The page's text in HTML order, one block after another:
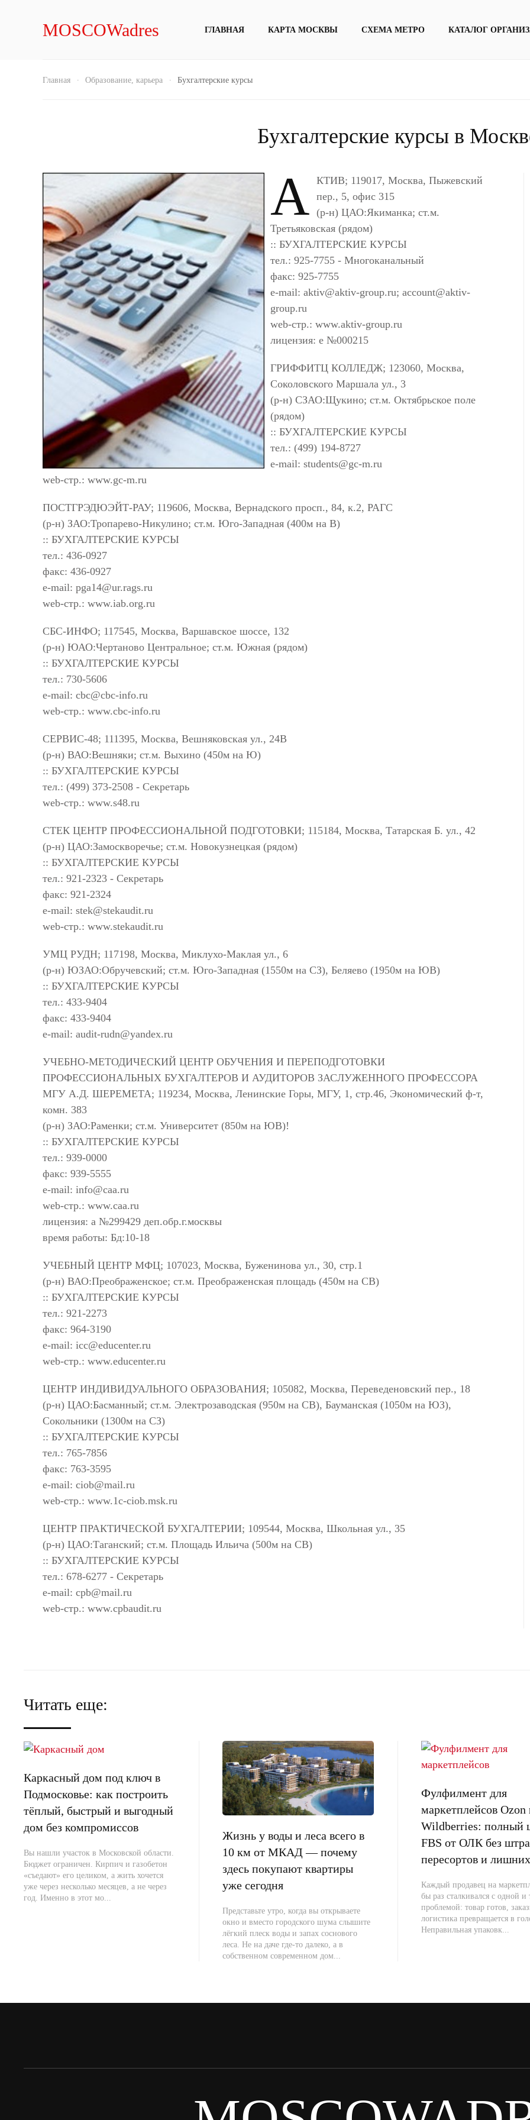
MOSCOWadres ГЛАВНАЯ КАРТА МОСКВЫ СХЕМА МЕТРО КАТАЛОГ
Главная Образование, карьера Бухгалтерские курсы
Бухгалтерские курсы в
А КТИВ; 119017, Москва, Пыжевский
пер., 5, офис 315
(р-н) ЦАО:Якиманка; ст.м.
Третьяковская (рядом)
:: БУХГАЛТЕРСКИЕ КУРСЫ
тел.: 925-7755 - Многоканальный
факс: 925-7755
e-mail: aktiv@aktiv-group.ru; account@aktiv-
group.ru
web-стр.: www.aktiv-group.ru
лицензия: е №000215
ГРИФФИТЦ КОЛЛЕДЖ; 123060, Москва,
Соколовского Маршала ул., 3
(р-н) СЗАО:Щукино; ст.м. Октябрьское поле
(рядом)
:: БУХГАЛТЕРСКИЕ КУРСЫ
тел.: (499) 194-8727
e-mail: students@gc-m.ru
web-стр.: www.gc-m.ru
ПОСТГРЭДЮЭЙТ-РАУ; 119606, Москва, Вернадского просп., 84, к.2, РАГС
(р-н) ЗАО:Тропарево-Никулино; ст.м. Юго-Западная (400м на В)
:: БУХГАЛТЕРСКИЕ КУРСЫ
тел.: 436-0927
факс: 436-0927
e-mail: pga14@ur.rags.ru
web-стр.: www.iab.org.ru
СБС-ИНФО; 117545, Москва, Варшавское шоссе, 132
(р-н) ЮАО:Чертаново Центральное; ст.м. Южная (рядом)
:: БУХГАЛТЕРСКИЕ КУРСЫ
тел.: 730-5606
e-mail: cbc@cbc-info.ru
web-стр.: www.cbc-info.ru
СЕРВИС-48; 111395, Москва, Вешняковская ул., 24В
(р-н) ВАО:Вешняки; ст.м. Выхино (450м на Ю)
:: БУХГАЛТЕРСКИЕ КУРСЫ
тел.: (499) 373-2508 - Секретарь
web-стр.: www.s48.ru
СТЕК ЦЕНТР ПРОФЕССИОНАЛЬНОЙ ПОДГОТОВКИ; 115184, Москва, Татарская Б. ул., 42
(р-н) ЦАО:Замоскворечье; ст.м. Новокузнецкая (рядом)
:: БУХГАЛТЕРСКИЕ КУРСЫ
тел.: 921-2323 - Секретарь
факс: 921-2324
e-mail: stek@stekaudit.ru
web-стр.: www.stekaudit.ru
УМЦ РУДН; 117198, Москва, Миклухо-Маклая ул., 6
(р-н) ЮЗАО:Обручевский; ст.м. Юго-Западная (1550м на СЗ), Беляево (1950м на ЮВ)
:: БУХГАЛТЕРСКИЕ КУРСЫ
тел.: 433-9404
факс: 433-9404
e-mail: audit-rudn@yandex.ru
УЧЕБНО-МЕТОДИЧЕСКИЙ ЦЕНТР ОБУЧЕНИЯ И ПЕРЕПОДГОТОВКИ
ПРОФЕССИОНАЛЬНЫХ БУХГАЛТЕРОВ И АУДИТОРОВ ЗАСЛУЖЕННОГО ПРОФЕССОРА
МГУ А.Д. ШЕРЕМЕТА; 119234, Москва, Ленинские Горы, МГУ, 1, стр.46, Экономический ф-т,
комн. 383
(р-н) ЗАО:Раменки; ст.м. Университет (850м на ЮВ)!
:: БУХГАЛТЕРСКИЕ КУРСЫ
тел.: 939-0000
факс: 939-5555
e-mail: info@caa.ru
web-стр.: www.caa.ru
лицензия: а №299429 деп.обр.г.москвы
время работы: Бд:10-18
УЧЕБНЫЙ ЦЕНТР МФЦ; 107023, Москва, Буженинова ул., 30, стр.1
(р-н) ВАО:Преображенское; ст.м. Преображенская площадь (450м на СВ)
:: БУХГАЛТЕРСКИЕ КУРСЫ
тел.: 921-2273
факс: 964-3190
e-mail: icc@educenter.ru
web-стр.: www.educenter.ru
ЦЕНТР ИНДИВИДУАЛЬНОГО ОБРАЗОВАНИЯ; 105082, Москва, Переведеновский пер., 18
(р-н) ЦАО:Басманный; ст.м. Электрозаводская (950м на СВ), Бауманская (1050м на ЮЗ),
Сокольники (1300м на СЗ)
:: БУХГАЛТЕРСКИЕ КУРСЫ
тел.: 765-7856
факс: 763-3595
e-mail: ciob@mail.ru
web-стр.: www.1c-ciob.msk.ru
ЦЕНТР ПРАКТИЧЕСКОЙ БУХГАЛТЕРИИ; 109544, Москва, Школьная ул., 35
(р-н) ЦАО:Таганский; ст.м. Площадь Ильича (500м на СВ)
:: БУХГАЛТЕРСКИЕ КУРСЫ
тел.: 678-6277 - Секретарь
e-mail: cpb@mail.ru
web-стр.: www.cpbaudit.ru
Читать еще:
Каркасный дом под ключ в
Подмосковье: как построить
тёплый, быстрый и выгодный
дом без компромиссов
Вы нашли участок в Московской области.
Бюджет ограничен. Кирпич и газобетон
«съедают» его целиком, а жить хочется
уже через несколько месяцев, а не через
год. Именно в этот мо...
Жизнь у воды и леса всего в
10 км от МКАД — почему
здесь покупают квартиры
уже сегодня
Представьте утро, когда вы открываете
окно и вместо городского шума слышите
лёгкий плеск воды и запах соснового
леса. Не на даче где-то далеко, а в
собственном современном дом...
Фулфилмент для
маркетплейсов Ozon
Wildberries: полный
FBS от ОЛК без
пересортов и лишних
Каждый продавец на
бы раз сталкивался с одной и
проблемой: товар готов,
логистика превращается в
Неправильная упаковк...